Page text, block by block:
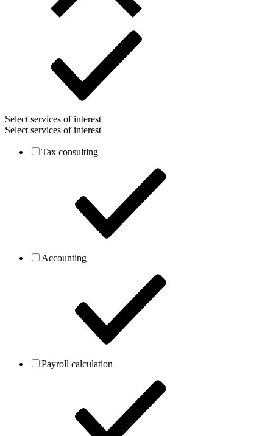
Select services of interest
Select services of interest
Tax consulting
Accounting
Payroll calculation